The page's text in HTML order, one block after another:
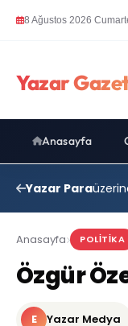
8 Ağustos 2026
Yazar
Anasayfa
Yazar Para
Anasayfa POLITIKA
Özgür
E Yazar Medya